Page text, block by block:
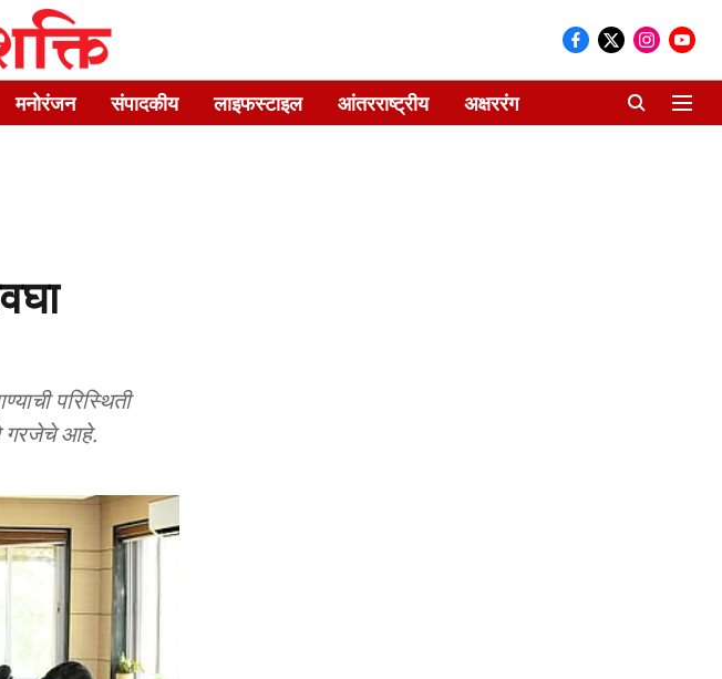
मनोरंजन संपादकीय लाइफस्टाइल आंतरराष्ट्रीय अक्षररंग
परिस्थिती
गरजेचे आहे.